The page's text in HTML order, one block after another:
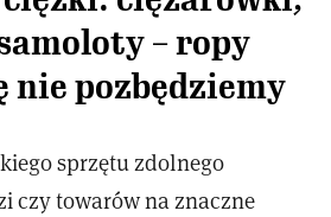
– ropy
nie pozbędziemy
sprzętu zdolnego
czy towarów na znaczne